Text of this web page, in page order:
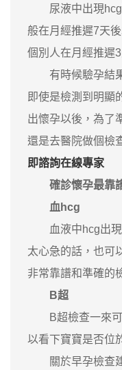
尿液中出現hcg
般在月經推遲7天
個別人在月經推遲
有時候驗孕結果
即使是檢測到明顯
出懷孕以後，為了
還是去醫院做個檢
即諮詢在線專家
確診懷孕最靠
血hcg
血液中hcg出現
太心急的話，也可
非常靠譜和準確的
B超
B超檢查一來可
以看下寶寶是否位
關於早孕檢查建